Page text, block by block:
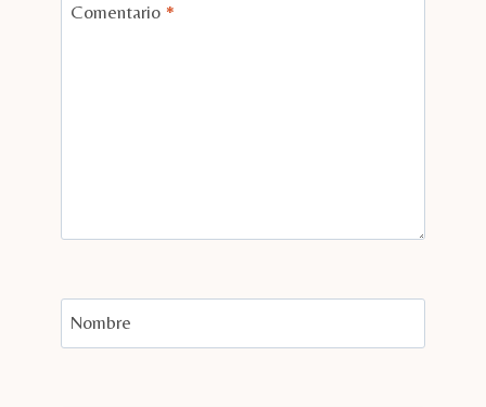
Comentario *
Nombre